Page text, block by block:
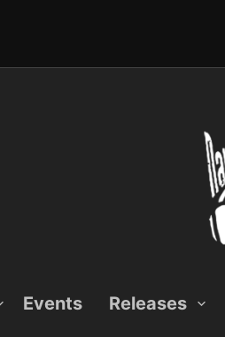
Events Releases